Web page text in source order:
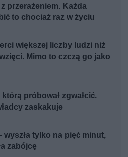
przerażeniem. Każda
to chociaż raz w życiu
większej liczby ludzi niż
Mimo to czczą go jako
próbował zgwałcić.
zaskakuje
wyszła tylko na pięć minut,
zabójcę